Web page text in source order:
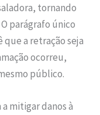
tornando
parágrafo único
que a retração seja
ocorreu,
público.
mitigar danos à